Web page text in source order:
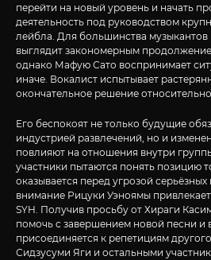
перейти на новый уровень и начать
деятельность под руководством
лейбла. Для большинства
выглядит закономерным
однако Мафую Сато воспринимает
иначе. Вокалист испытывает
окончательное решение
Его беспокоят не только будущие
индустрией развлечений, но и
повлияют на отношения внутри
участники пытаются понять позицию
оказывается перед угрозой
внимание Рицуки Уэноямы
SYH. Получив просьбу от Хираги
помочь с завершением новой песни и
присоединяется к репетициям
Сидзусуми Яги и остальными